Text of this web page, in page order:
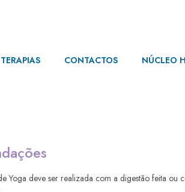
TERAPIAS CONTACTOS NÚCLEO
Yoga deve ser realizada com a digestão feita ou